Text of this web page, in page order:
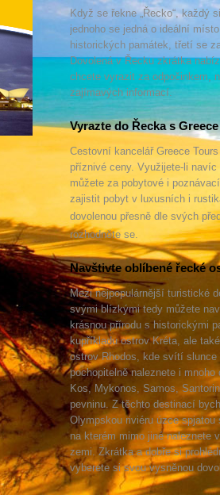
Když se řekne „Řecko“, každý
jednoho se jedná o ideální
historických památek, třetí se
Dovolená v Řecku zkrátka
chcete vyrazit za odpočinkem,
zajímavých informací.
Vyrazte do Řecka s
Cestovní kancelář Greece
příznivé ceny. Využijete-li
můžete za pobytové i
zajistit pobyt v luxusních i
dovolenou přesně dle svých
rozhodněte se.
Navštivte oblíbené řecké
Mezi nejpopulárnější turistické
svými blízkými tedy můžete
krásnou přírodu s historickými
kupříkladu ostrov Kréta, ale
ostrov Rhodos, kde svítí
pochopitelně naleznete i
Kos, Mykonos, Samos,
pevninu. Z těchto destinací
Olympskou riviéru úzce
na kterém mimo jiné naleznete
zemi. Zkrátka a dobře si
vyberete si svou vysněnou